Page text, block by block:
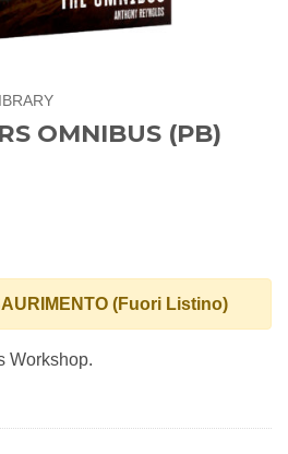
OMNIBUS (PB)
(Fuori Listino)
Workshop.